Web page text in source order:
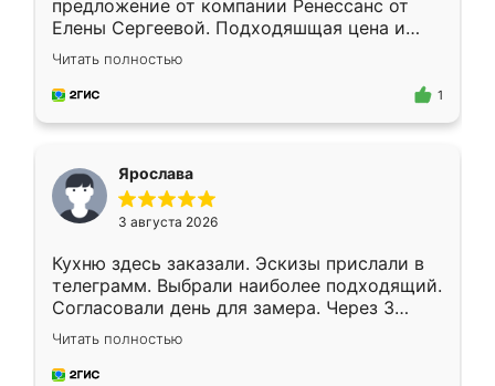
предложение от компании Ренессанс от
Елены Сергеевой. Подходяшщая цена и
короткие сроки изготовления. Приехавший
для замера сотрудник Владислав
предложил по моему эскизу самый
Читать полностью
1
Ярослава
3 августа 2026
Кухню здесь заказали. Эскизы прислали в
телеграмм. Выбрали наиболее подходящий.
Согласовали день для замера. Через 3
недели кухня была уже готова. Остались
довольны работой. Спасибо Ренессанс
мебель за качественную работу!
Читать полностью